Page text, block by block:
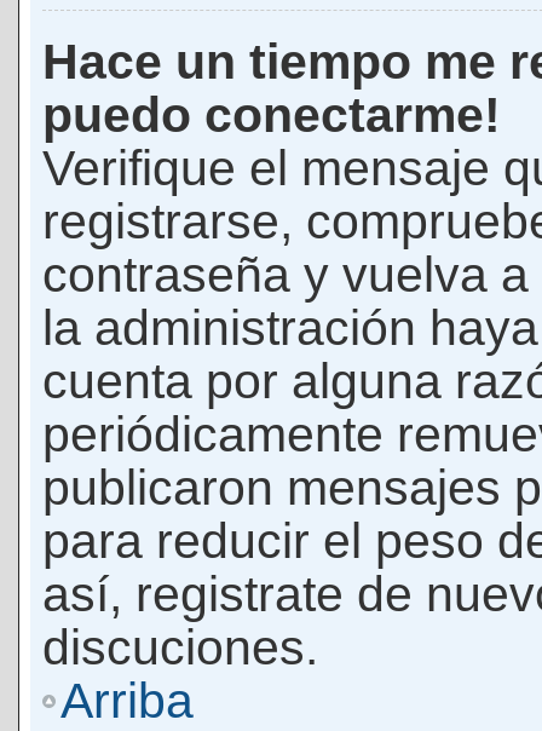
Hace un tiempo me
puedo conectarme!
Verifique el mensaje
registrarse,
contraseña y vuelva
la administración
cuenta por alguna
periódicamente
publicaron mensajes
para reducir el peso
así, registrate de
discuciones.
Arriba